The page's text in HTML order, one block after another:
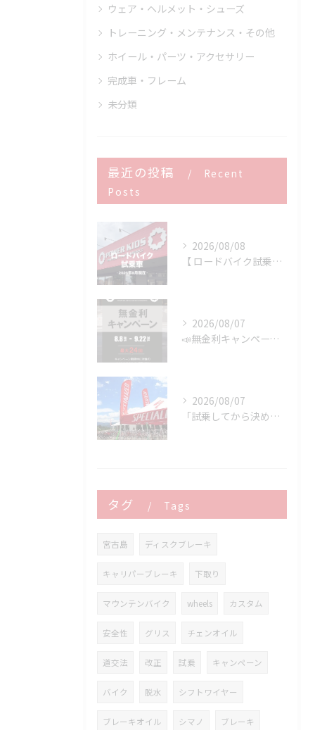
ウェア・ヘルメット・シューズ
トレーニング・メンテナンス・その他
ホイール・パーツ・アクセサリー
完成車・フレーム
未分類
最近の投稿
Recent
Posts
2026/08/08
【 ロードバイク試乗車 】※2026年8月現在
2026/08/07
📣無金利キャンペーン開催決定‼️
2026/08/07
「試乗してから決める。」 それがPOWER-KIDSの一番大切にしていることです。
タグ Tags
宮古島 ディスクブレーキ
キャリパーブレーキ 下取り
マウンテンバイク wheels カスタム
安全性 グリス チェンオイル
道交法 改正 試乗 キャンペーン
バイク 脱水 シフトワイヤー
ブレーキオイル シマノ ブレーキ